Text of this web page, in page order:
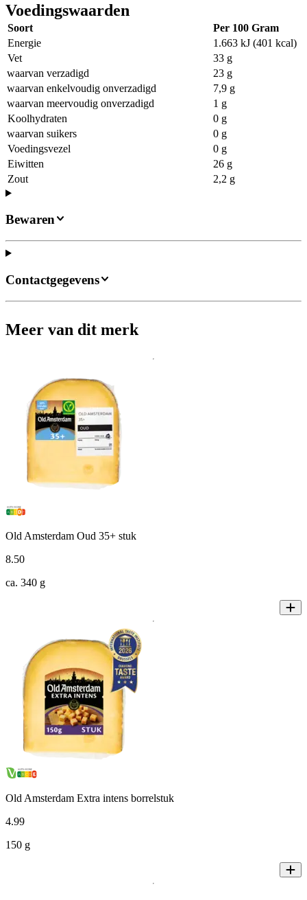
Voedingswaarden
Soort
Per 100 Gram
Energie
1.663 kJ (401 kcal)
Vet
33 g
waarvan verzadigd
23 g
waarvan enkelvoudig onverzadigd
7,9 g
waarvan meervoudig onverzadigd
1 g
Koolhydraten
0 g
waarvan suikers
0 g
Voedingsvezel
0 g
Eiwitten
26 g
Zout
2,2 g
Bewaren
Contactgegevens
Meer van dit merk
Old Amsterdam Oud 35+ stuk
8.50
ca. 340 g
Old Amsterdam Extra intens borrelstuk
4.99
150 g